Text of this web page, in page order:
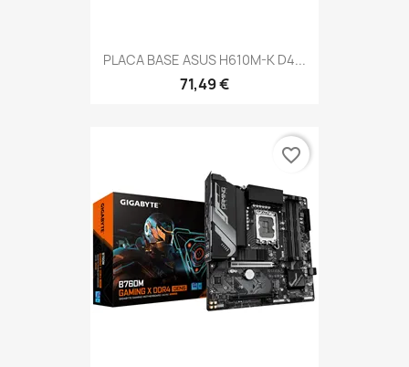
PLACA BASE ASUS H610M-K D4...
71,49 €
favorite_border